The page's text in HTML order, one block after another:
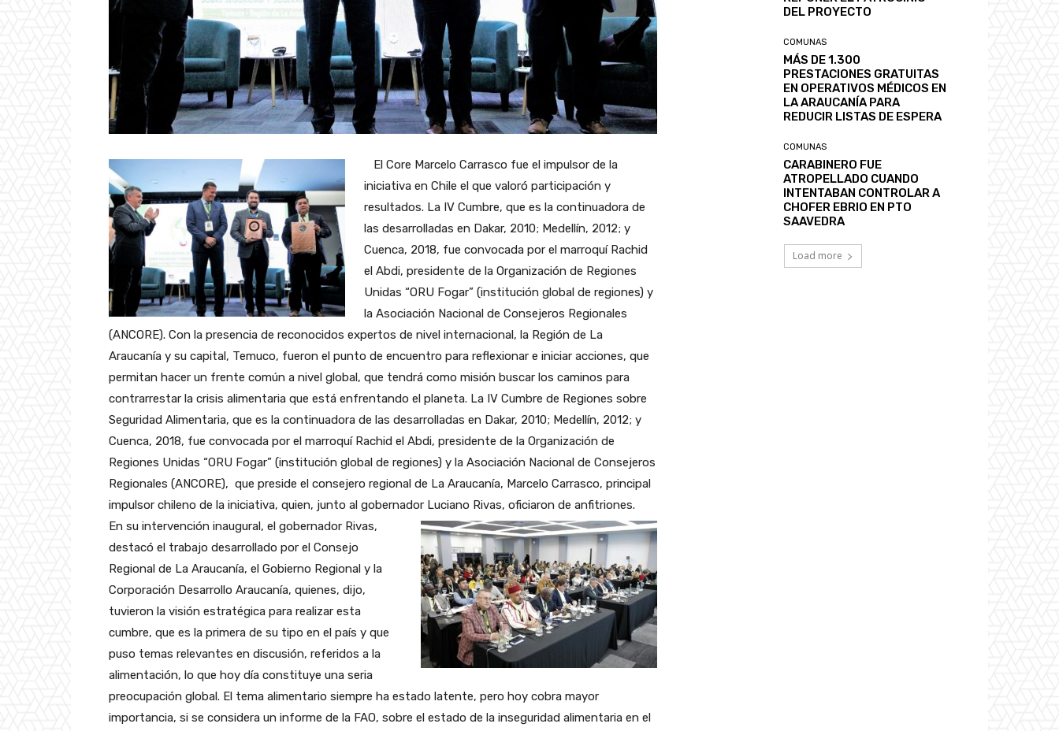
El Core Marcelo Carrasco fue el impulsor de la
iniciativa en Chile el que valoró participación y
resultados. La IV Cumbre, que es la continuadora de
las desarrolladas en Dakar, 2010; Medellín, 2012; y
Cuenca, 2018, fue convocada por el marroquí Rachid
el Abdi, presidente de la Organización de Regiones
Unidas “ORU Fogar” (institución global de regiones) y
la Asociación Nacional de Consejeros Regionales
(ANCORE). Con la presencia de reconocidos expertos de nivel internacional, la Región de La
Araucanía y su capital, Temuco, fueron el punto de encuentro para reflexionar e iniciar acciones, que
permitan hacer un frente común a nivel global, que tendrá como misión buscar los caminos para
contrarrestar la crisis alimentaria que está enfrentando el planeta. La IV Cumbre de Regiones sobre
Seguridad Alimentaria, que es la continuadora de las desarrolladas en Dakar, 2010; Medellín, 2012; y
Cuenca, 2018, fue convocada por el marroquí Rachid el Abdi, presidente de la Organización de
Regiones Unidas “ORU Fogar” (institución global de regiones) y la Asociación Nacional de Consejeros
Regionales (ANCORE), que preside el consejero regional de La Araucanía, Marcelo Carrasco, principal
impulsor chileno de la iniciativa, quien, junto al gobernador Luciano Rivas, oficiaron de anfitriones.
En su intervención inaugural, el gobernador Rivas,
destacó el trabajo desarrollado por el Consejo
Regional de La Araucanía, el Gobierno Regional y la
Corporación Desarrollo Araucanía, quienes, dijo,
tuvieron la visión estratégica para realizar esta
cumbre, que es la primera de su tipo en el país y que
puso temas relevantes en discusión, referidos a la
alimentación, lo que hoy día constituye una seria
preocupación global. El tema alimentario siempre ha estado latente, pero hoy cobra mayor
importancia, si se considera un informe de la FAO, sobre el estado de la inseguridad alimentaria en el
DEL PROYECTO
COMUNAS
MÁS DE 1.300
PRESTACIONES GRATUITAS
EN OPERATIVOS MÉDICOS EN
LA ARAUCANÍA PARA
REDUCIR LISTAS DE ESPERA
COMUNAS
CARABINERO FUE
ATROPELLADO CUANDO
INTENTABAN CONTROLAR A
CHOFER EBRIO EN PTO
SAAVEDRA
Load more